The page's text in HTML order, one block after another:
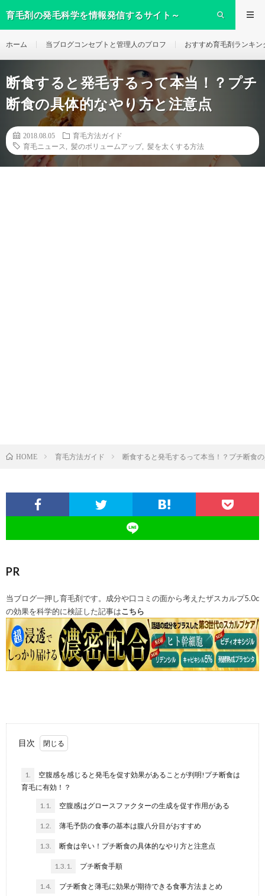
育毛剤の発毛科学を情報発信するサイト～
ホーム 当ブログコンセプトと管理人のプロフ おすすめ育毛剤ランキン
断食すると発毛するって本当！？プチ
断食の具体的なやり方と注意点
2018.08.05
育毛方法ガイド
育毛ニュース
髪のボリュームアップ, 髪を太くする方法
HOME 育毛方法ガイド 断食すると発毛するって本当！？プチ断食
PR
当ブログ一押し育毛剤です。成分や口コミの面から考えたザスカルプ5.0c
の効果を科学的に検証した記事はこちら
目次
1.
空腹感を感じると発毛を促す効果があることが判明!プチ断食は
育毛に有効！？
1.1. 空腹感はグロースファクターの生成を促す作用がある
1.2. 薄毛予防の食事の基本は腹八分目がおすすめ
1.3. 断食は辛い！プチ断食の具体的なやり方と注意点
1.3.1. プチ断食手順
1.4. プチ断食と薄毛に効果が期待できる食事方法まとめ